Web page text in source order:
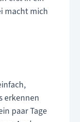
macht mich
erkennen
paar Tage